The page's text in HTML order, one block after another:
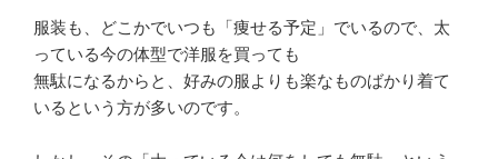
服装も、どこかでいつも「痩せる予定」でいるので、太
っている今の体型で洋服を買っても
無駄になるからと、好みの服よりも楽なものばかり着て
いるという方が多いのです。